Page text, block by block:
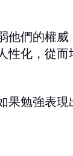
們的權威
性化，從
勉強表現